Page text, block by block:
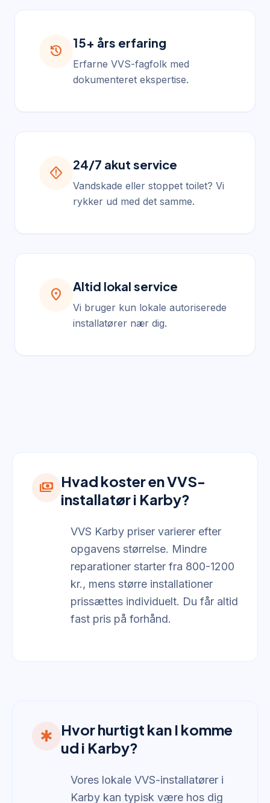
history
15+ års erfaring
Erfarne VVS-fagfolk med
dokumenteret ekspertise.
emergency_home
24/7 akut service
Vandskade eller stoppet toilet? Vi
rykker ud med det samme.
location_on
Altid lokal service
Vi bruger kun lokale autoriserede
installatører nær dig.
payments Hvad koster en VVS-
installatør i Karby?
VVS Karby priser varierer efter
opgavens størrelse. Mindre
reparationer starter fra 800-1200
kr., mens større installationer
prissættes individuelt. Du får altid
fast pris på forhånd.
emergency
Hvor hurtigt kan I komme
ud i Karby?
Vores lokale VVS-installatører i
Karby kan typisk være hos dig